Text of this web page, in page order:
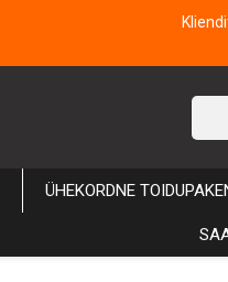
ÜHEKORDNE